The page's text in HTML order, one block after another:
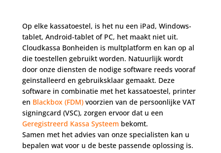
Op elke kassatoestel, is het nu een iPad, Windows-
tablet, Android-tablet of PC, het maakt niet uit.
Cloudkassa Bonheiden is multplatform en kan op al
die toestellen gebruikt worden. Natuurlijk wordt
door onze diensten de nodige software reeds vooraf
geïnstalleerd en gebruiksklaar gemaakt. Deze
software in combinatie met het kassatoestel, printer
en Blackbox (FDM)voorzien van de persoonlijke VAT
signingcard (VSC), zorgen ervoor dat u een
Geregistreerd Kassa Systeem bekomt.
Samen met het advies van onze specialisten kan u
bepalen wat voor u de beste passende oplossing is.